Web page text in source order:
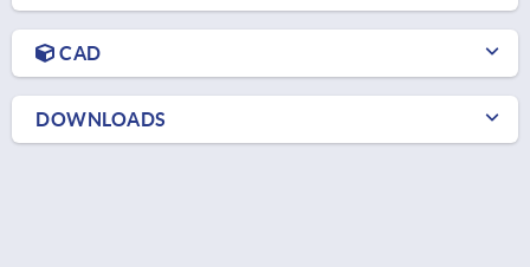
CAD
DOWNLOADS